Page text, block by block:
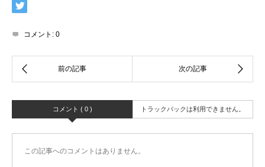
コメント: 0
コメント ( 0 ) トラックバックは利用できません。
この記事へのコメントはありません。